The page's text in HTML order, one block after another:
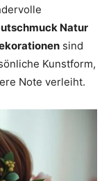
Natur
sind
Kunstform,
Note verleiht.